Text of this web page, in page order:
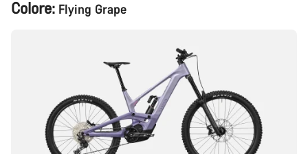
Configurazione
del
Colore: Flying Grape